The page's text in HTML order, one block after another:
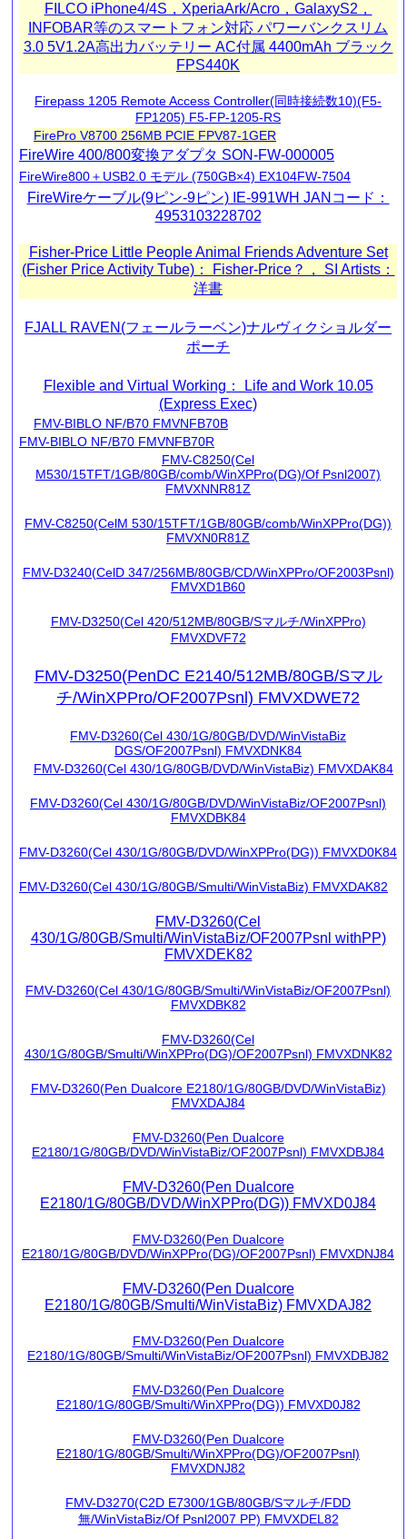
FILCO iPhone4/4S，XperiaArk/Acro，GalaxyS2，
INFOBAR等のスマートフォン対応 パワーバンクスリム
3.0 5V1.2A高出力バッテリー AC付属 4400mAh ブラック
FPS440K
Firepass 1205 Remote Access Controller(同時接続数10)(F5-
FP1205) F5-FP-1205-RS
FirePro V8700 256MB PCIE FPV87-1GER
FireWire 400/800変換アダプタ SON-FW-000005
FireWire800＋USB2.0 モデル (750GB×4) EX104FW-7504
FireWireケーブル(9ピン-9ピン) IE-991WH JANコード：
4953103228702
Fisher-Price Little People Animal Friends Adventure Set
(Fisher Price Activity Tube)： Fisher-Price？， SI Artists：
洋書
FJALL RAVEN(フェールラーベン)ナルヴィクショルダー
ポーチ
Flexible and Virtual Working： Life and Work 10.05
(Express Exec)
FMV-BIBLO NF/B70 FMVNFB70B
FMV-BIBLO NF/B70 FMVNFB70R
FMV-C8250(Cel
M530/15TFT/1GB/80GB/comb/WinXPPro(DG)/Of Psnl2007)
FMVXNNR81Z
FMV-C8250(CelM 530/15TFT/1GB/80GB/comb/WinXPPro(DG))
FMVXN0R81Z
FMV-D3240(CelD 347/256MB/80GB/CD/WinXPPro/OF2003Psnl)
FMVXD1B60
FMV-D3250(Cel 420/512MB/80GB/Sマルチ/WinXPPro)
FMVXDVF72
FMV-D3250(PenDC E2140/512MB/80GB/Sマル
チ/WinXPPro/OF2007Psnl) FMVXDWE72
FMV-D3260(Cel 430/1G/80GB/DVD/WinVistaBiz
DGS/OF2007Psnl) FMVXDNK84
FMV-D3260(Cel 430/1G/80GB/DVD/WinVistaBiz) FMVXDAK84
FMV-D3260(Cel 430/1G/80GB/DVD/WinVistaBiz/OF2007Psnl)
FMVXDBK84
FMV-D3260(Cel 430/1G/80GB/DVD/WinXPPro(DG)) FMVXD0K84
FMV-D3260(Cel 430/1G/80GB/Smulti/WinVistaBiz) FMVXDAK82
FMV-D3260(Cel
430/1G/80GB/Smulti/WinVistaBiz/OF2007Psnl withPP)
FMVXDEK82
FMV-D3260(Cel 430/1G/80GB/Smulti/WinVistaBiz/OF2007Psnl)
FMVXDBK82
FMV-D3260(Cel
430/1G/80GB/Smulti/WinXPPro(DG)/OF2007Psnl) FMVXDNK82
FMV-D3260(Pen Dualcore E2180/1G/80GB/DVD/WinVistaBiz)
FMVXDAJ84
FMV-D3260(Pen Dualcore
E2180/1G/80GB/DVD/WinVistaBiz/OF2007Psnl) FMVXDBJ84
FMV-D3260(Pen Dualcore
E2180/1G/80GB/DVD/WinXPPro(DG)) FMVXD0J84
FMV-D3260(Pen Dualcore
E2180/1G/80GB/DVD/WinXPPro(DG)/OF2007Psnl) FMVXDNJ84
FMV-D3260(Pen Dualcore
E2180/1G/80GB/Smulti/WinVistaBiz) FMVXDAJ82
FMV-D3260(Pen Dualcore
E2180/1G/80GB/Smulti/WinVistaBiz/OF2007Psnl) FMVXDBJ82
FMV-D3260(Pen Dualcore
E2180/1G/80GB/Smulti/WinXPPro(DG)) FMVXD0J82
FMV-D3260(Pen Dualcore
E2180/1G/80GB/Smulti/WinXPPro(DG)/OF2007Psnl)
FMVXDNJ82
FMV-D3270(C2D E7300/1GB/80GB/Sマルチ/FDD
無/WinVistaBiz/Of Psnl2007 PP) FMVXDEL82